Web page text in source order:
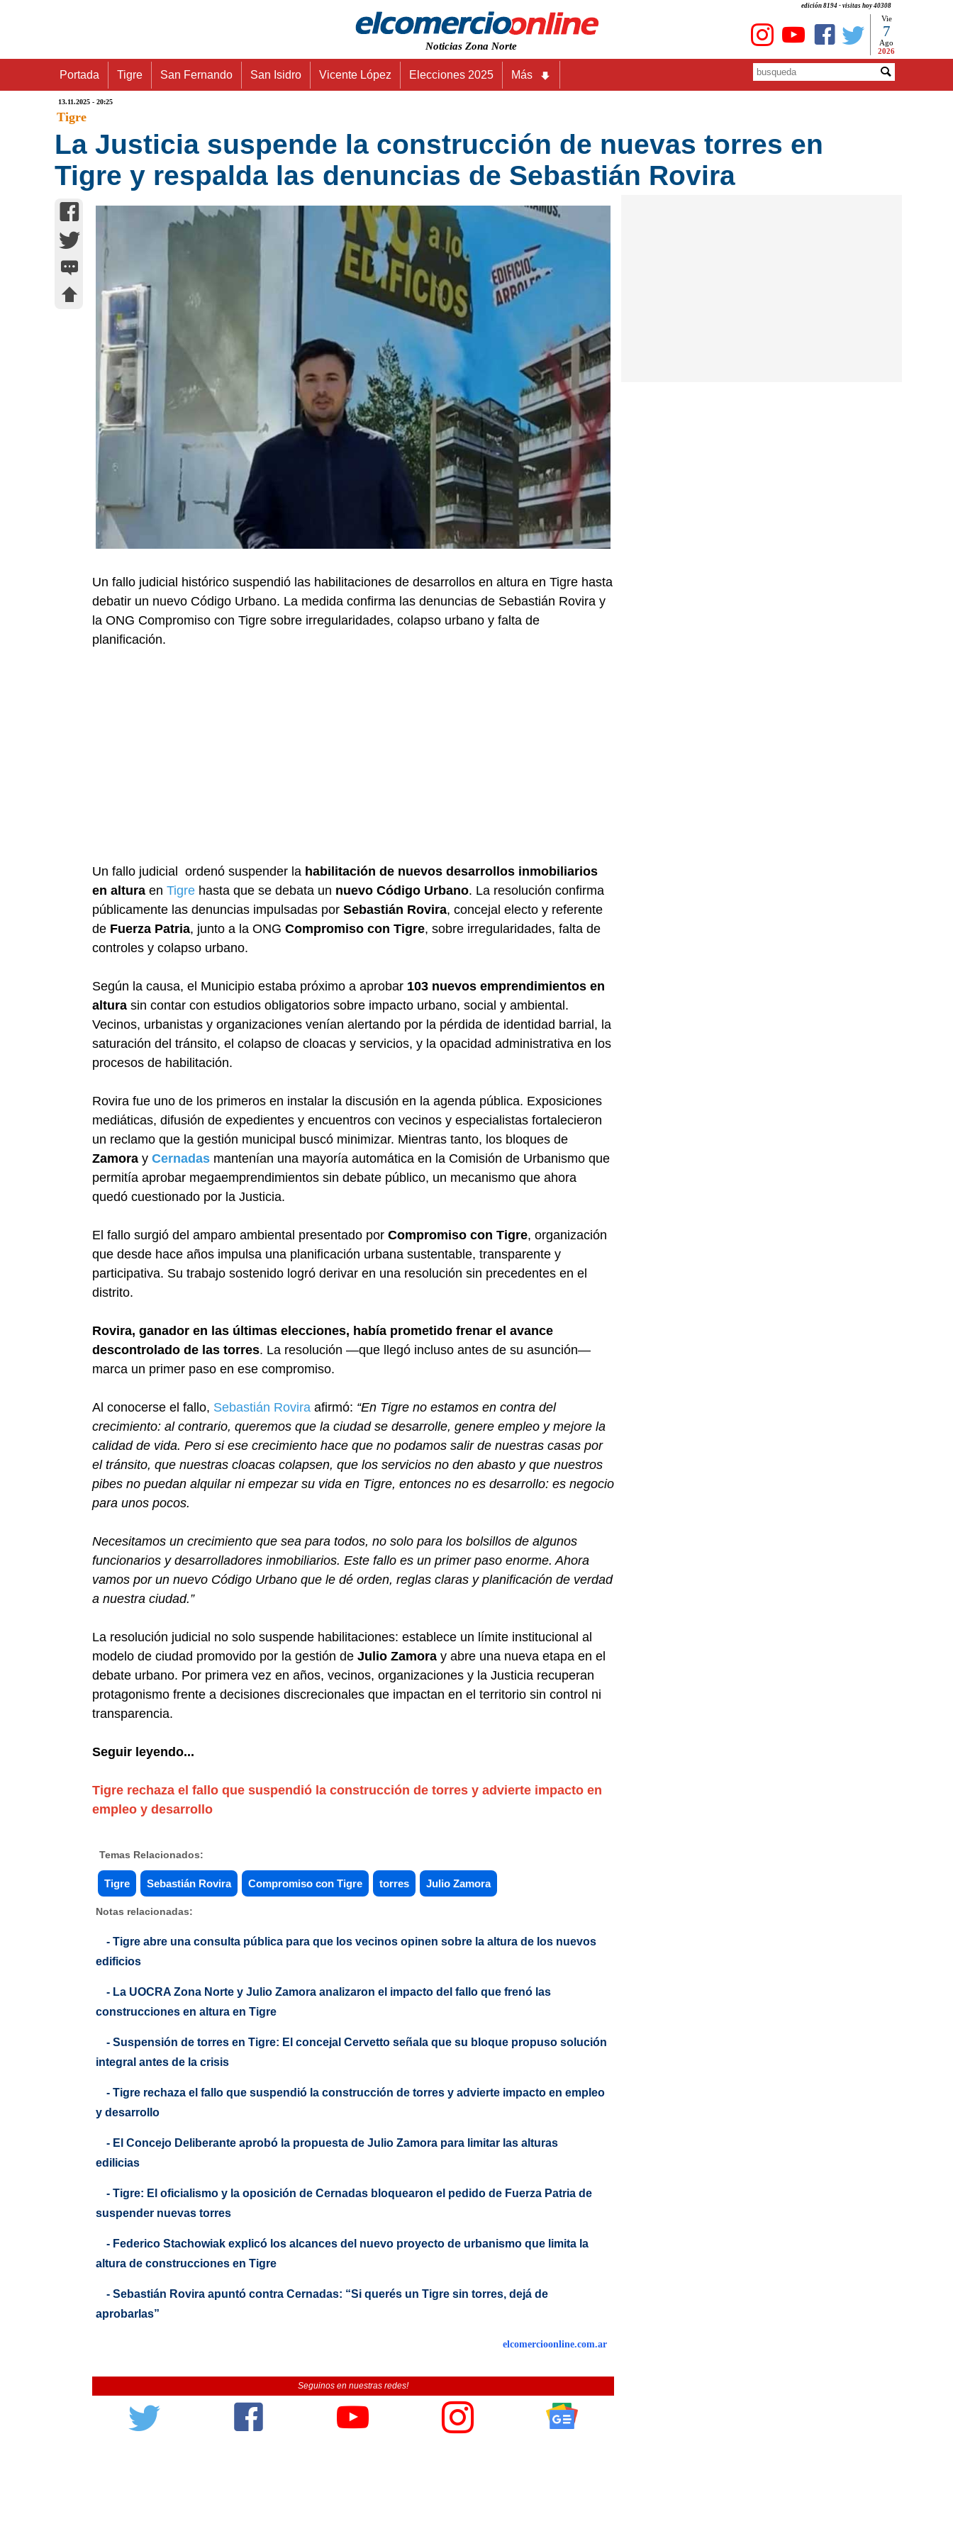
edición 8194 - visitas hoy 40308
Noticias Zona Norte
Vie
7
Ago
2026
Portada Tigre San Fernando San Isidro Vicente López Elecciones 2025 Más
13.11.2025 - 20:25
Tigre
La Justicia suspende la construcción de nuevas torres en
Tigre y respalda las denuncias de Sebastián Rovira
Un fallo judicial histórico suspendió las habilitaciones de desarrollos en altura en Tigre hasta
debatir un nuevo Código Urbano. La medida confirma las denuncias de Sebastián Rovira y
la ONG Compromiso con Tigre sobre irregularidades, colapso urbano y falta de
planificación.
Un fallo judicial ordenó suspender la habilitación de nuevos desarrollos inmobiliarios
en altura en Tigre hasta que se debata un nuevo Código Urbano. La resolución confirma
públicamente las denuncias impulsadas por Sebastián Rovira, concejal electo y referente
de Fuerza Patria, junto a la ONG Compromiso con Tigre, sobre irregularidades, falta de
controles y colapso urbano.
Según la causa, el Municipio estaba próximo a aprobar 103 nuevos emprendimientos en
altura sin contar con estudios obligatorios sobre impacto urbano, social y ambiental.
Vecinos, urbanistas y organizaciones venían alertando por la pérdida de identidad barrial, la
saturación del tránsito, el colapso de cloacas y servicios, y la opacidad administrativa en los
procesos de habilitación.
Rovira fue uno de los primeros en instalar la discusión en la agenda pública. Exposiciones
mediáticas, difusión de expedientes y encuentros con vecinos y especialistas fortalecieron
un reclamo que la gestión municipal buscó minimizar. Mientras tanto, los bloques de
Zamora y Cernadas mantenían una mayoría automática en la Comisión de Urbanismo que
permitía aprobar megaemprendimientos sin debate público, un mecanismo que ahora
quedó cuestionado por la Justicia.
El fallo surgió del amparo ambiental presentado por Compromiso con Tigre, organización
que desde hace años impulsa una planificación urbana sustentable, transparente y
participativa. Su trabajo sostenido logró derivar en una resolución sin precedentes en el
distrito.
Rovira, ganador en las últimas elecciones, había prometido frenar el avance
descontrolado de las torres. La resolución —que llegó incluso antes de su asunción—
marca un primer paso en ese compromiso.
Al conocerse el fallo, Sebastián Rovira afirmó: “En Tigre no estamos en contra del
crecimiento: al contrario, queremos que la ciudad se desarrolle, genere empleo y mejore la
calidad de vida. Pero si ese crecimiento hace que no podamos salir de nuestras casas por
el tránsito, que nuestras cloacas colapsen, que los servicios no den abasto y que nuestros
pibes no puedan alquilar ni empezar su vida en Tigre, entonces no es desarrollo: es negocio
para unos pocos.
Necesitamos un crecimiento que sea para todos, no solo para los bolsillos de algunos
funcionarios y desarrolladores inmobiliarios. Este fallo es un primer paso enorme. Ahora
vamos por un nuevo Código Urbano que le dé orden, reglas claras y planificación de verdad
a nuestra ciudad.”
La resolución judicial no solo suspende habilitaciones: establece un límite institucional al
modelo de ciudad promovido por la gestión de Julio Zamora y abre una nueva etapa en el
debate urbano. Por primera vez en años, vecinos, organizaciones y la Justicia recuperan
protagonismo frente a decisiones discrecionales que impactan en el territorio sin control ni
transparencia.
Seguir leyendo...
Tigre rechaza el fallo que suspendió la construcción de torres y advierte impacto en
empleo y desarrollo
Temas Relacionados:
Tigre Sebastián Rovira Compromiso con Tigre torres Julio Zamora
Notas relacionadas:
- Tigre abre una consulta pública para que los vecinos opinen sobre la altura de los nuevos
edificios
- La UOCRA Zona Norte y Julio Zamora analizaron el impacto del fallo que frenó las
construcciones en altura en Tigre
- Suspensión de torres en Tigre: El concejal Cervetto señala que su bloque propuso solución
integral antes de la crisis
- Tigre rechaza el fallo que suspendió la construcción de torres y advierte impacto en empleo
y desarrollo
- El Concejo Deliberante aprobó la propuesta de Julio Zamora para limitar las alturas
edilicias
- Tigre: El oficialismo y la oposición de Cernadas bloquearon el pedido de Fuerza Patria de
suspender nuevas torres
- Federico Stachowiak explicó los alcances del nuevo proyecto de urbanismo que limita la
altura de construcciones en Tigre
- Sebastián Rovira apuntó contra Cernadas: “Si querés un Tigre sin torres, dejá de
aprobarlas”
elcomercioonline.com.ar
Seguinos en nuestras redes!